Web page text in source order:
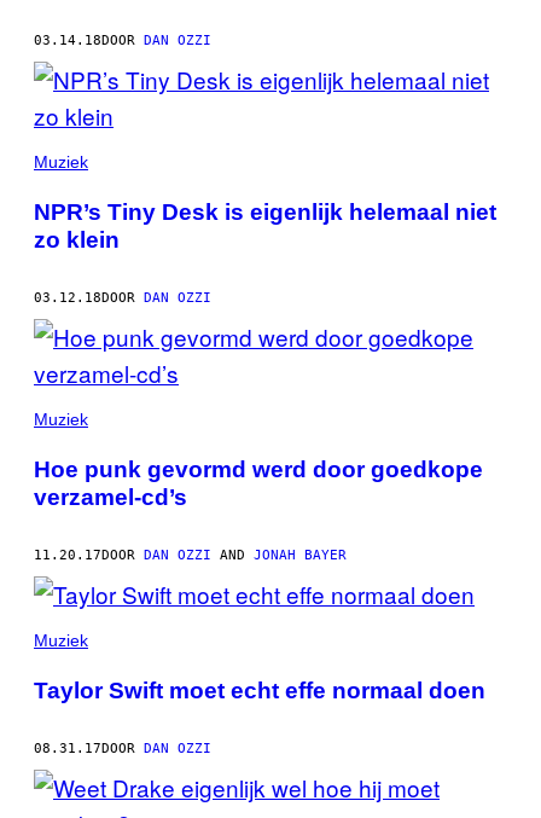
03.14.18DOOR DAN OZZI
Muziek
NPR’s Tiny Desk is eigenlijk helemaal niet
zo klein
03.12.18DOOR DAN OZZI
Muziek
Hoe punk gevormd werd door goedkope
verzamel-cd’s
11.20.17DOOR DAN OZZI AND JONAH BAYER
Muziek
Taylor Swift moet echt effe normaal doen
08.31.17DOOR DAN OZZI